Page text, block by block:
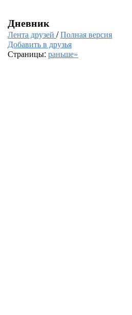
Дневник
Лента друзей /Полная версия
Добавить в друзья
Страницы: раньше»